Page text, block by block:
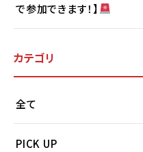
で参加できます！】
カテゴリ
全て
PICK UP